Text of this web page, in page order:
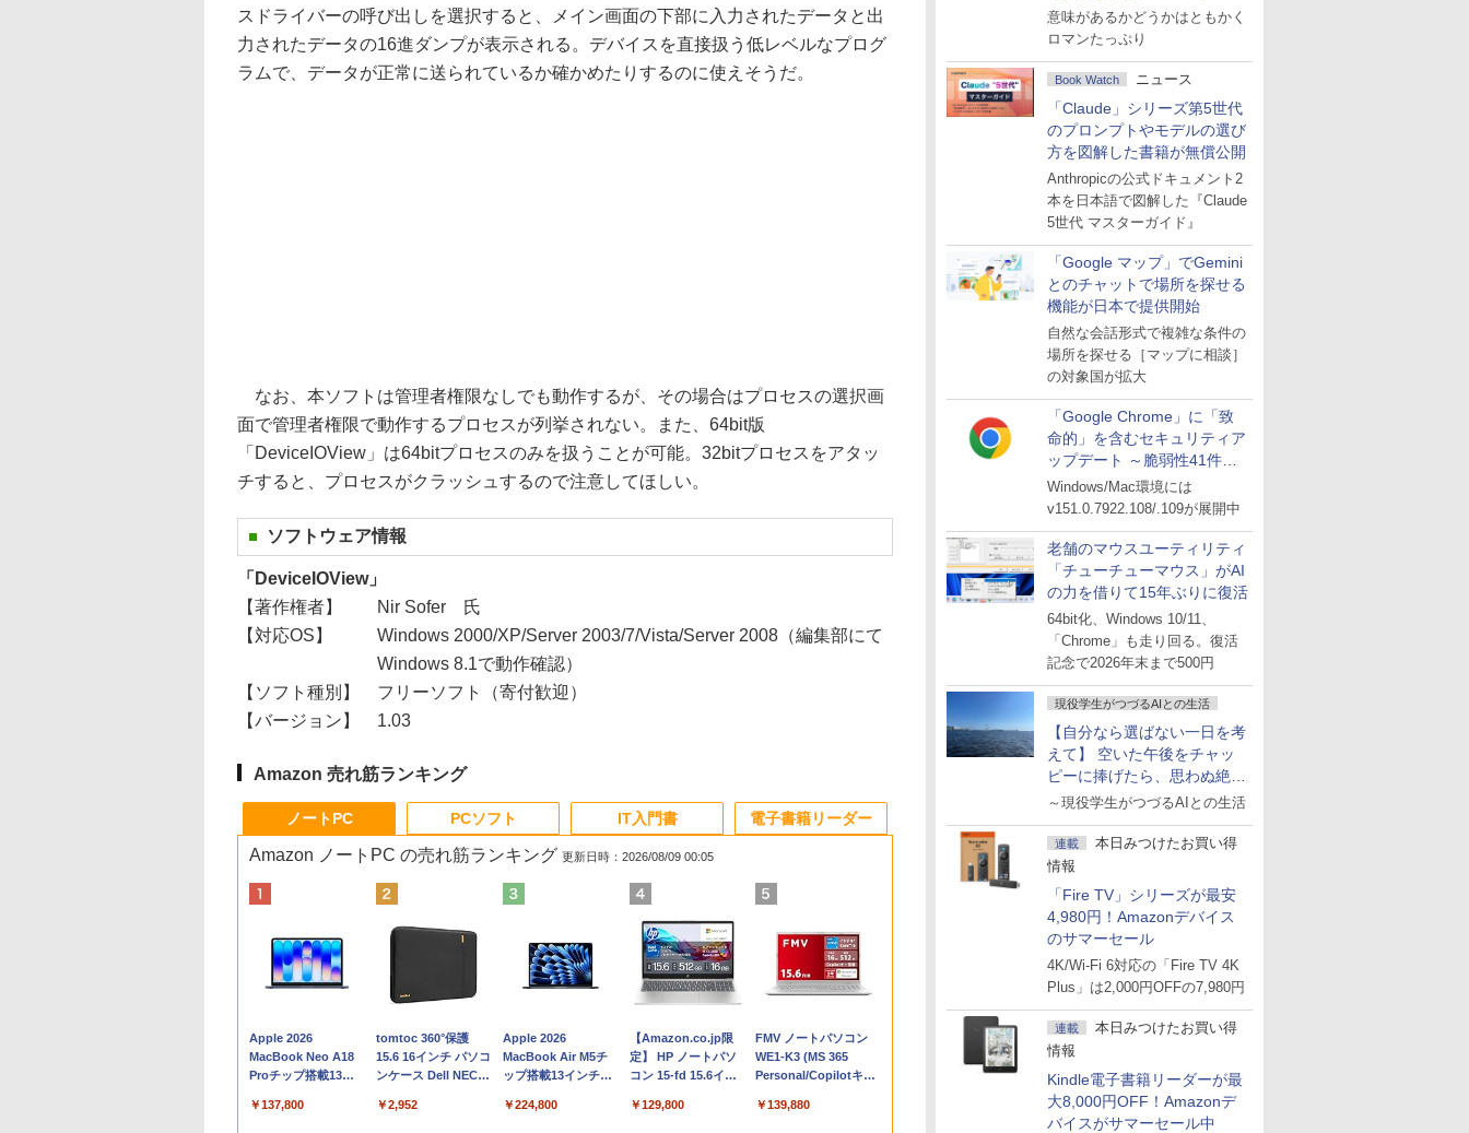
ジン
意味があるかどうかはともかく
ロマンたっぷり
Book Watch ニュース
「Claude」シリーズ第5世代
のプロンプトやモデルの選び
方を図解した書籍が無償公開
Anthropicの公式ドキュメント2
本を日本語で図解した『Claude
5世代 マスターガイド』
「Google マップ」でGemini
とのチャットで場所を探せる
機能が日本で提供開始
自然な会話形式で複雑な条件の
場所を探せる［マップに相談］
の対象国が拡大
「Google Chrome」に「致
命的」を含むセキュリティア
ップデート ～脆弱性41件に
対処
Windows/Mac環境には
v151.0.7922.108/.109が展開中
老舗のマウスユーティリティ
「チューチューマウス」がAI
の力を借りて15年ぶりに復活
64bit化、Windows 10/11、
「Chrome」も走り回る。復活
記念で2026年末まで500円
現役学生がつづるAIとの生活
【自分なら選ばない一日を考
えて】 空いた午後をチャッ
ピーに捧げたら、思わぬ絶景
に出会った話
～現役学生がつづるAIとの生活
連載
本日みつけたお買い得
情報
「Fire TV」シリーズが最安
4,980円！Amazonデバイス
のサマーセール
4K/Wi-Fi 6対応の「Fire TV 4K
Plus」は2,000円OFFの7,980円
連載
本日みつけたお買い得
情報
Kindle電子書籍リーダーが最
大8,000円OFF！Amazonデ
バイスがサマーセール中
スドライバーの呼び出しを選択すると、メイン画面の下部に入力されたデータと出
力されたデータの16進ダンプが表示される。デバイスを直接扱う低レベルなプログ
ラムで、データが正常に送られているか確かめたりするのに使えそうだ。
なお、本ソフトは管理者権限なしでも動作するが、その場合はプロセスの選択画
面で管理者権限で動作するプロセスが列挙されない。また、64bit版
「DeviceIOView」は64bitプロセスのみを扱うことが可能。32bitプロセスをアタッ
チすると、プロセスがクラッシュするので注意してほしい。
ソフトウェア情報
「DeviceIOView」
【著作権者】
Nir Sofer 氏
【対応OS】
Windows 2000/XP/Server 2003/7/Vista/Server 2008（編集部にて
Windows 8.1で動作確認）
【ソフト種別】
フリーソフト（寄付歓迎）
【バージョン】
1.03
Amazon 売れ筋ランキング
ノートPC
Amazon ノートPC の売れ筋ランキング 更新日時：2026/08/09 00:05
Apple 2026
MacBook Neo A18
Proチップ搭載13イ
AIとApple
￥137,800
tomtoc 360°保護
15.6 16インチ パソコ
ンケース Dell NEC
dynabook Lenovo
￥2,952
Apple 2026
MacBook Air M5チ
ップ搭載13インチノ
Apple Intelligence、
￥224,800
【Amazon.co.jp限
定】 HP ノートパソ
コン 15-fd 15.6イン
512GB SSD インテ
￥129,800
FMV ノートパソコン
WE1-K3 (MS 365
Personal/Copilotキー
型/Core i5/16GB/SSD
￥139,880
PCソフト IT入門書 電子書籍リーダー